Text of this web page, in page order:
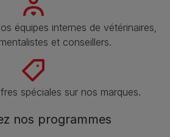
équipes internes de vétérinaires,
et conseillers.
spéciales sur nos marques​.
nos programmes